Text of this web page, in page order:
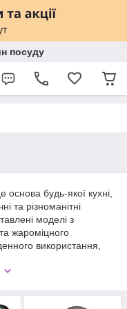
посуду
основа будь-якої кухні,
та різноманітні
моделі з
жароміцного
використання,
для гасіння та
складності.